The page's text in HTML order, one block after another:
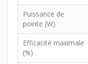
Puissance de
pointe (W)
Efficacité maximale
(%)